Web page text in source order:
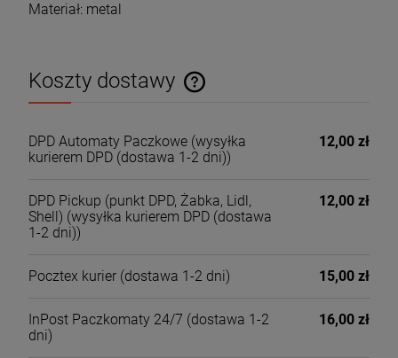
Materiał: metal
Koszty dostawy
Cena nie zawiera ewentualnych kosztów płatności
DPD Automaty Paczkowe (wysyłka
kurierem DPD (dostawa 1-2 dni))
12,00 zł
DPD Pickup (punkt DPD, Żabka, Lidl,
Shell) (wysyłka kurierem DPD (dostawa
1-2 dni))
12,00 zł
Pocztex kurier (dostawa 1-2 dni) 15,00 zł
InPost Paczkomaty 24/7 (dostawa 1-2
dni)
16,00 zł